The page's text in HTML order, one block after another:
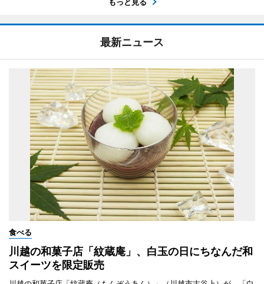
最新ニュース
食べる
川越の和菓子店「紋蔵庵」、白玉の日にちなんだ和
スイーツを限定販売